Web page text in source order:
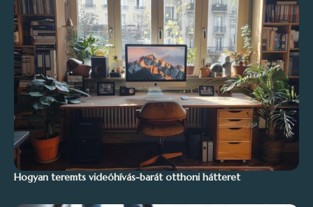
Hogyan teremts videóhívás-barát otthoni hátteret